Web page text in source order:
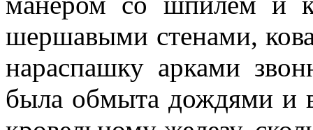
шершавыми стенами,
нараспашку арками
была обмыта дождями и